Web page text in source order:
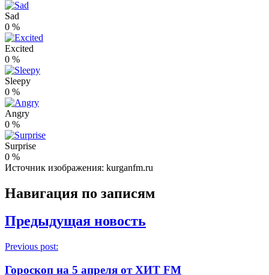
Sad
0 %
Excited
0 %
Sleepy
0 %
Angry
0 %
Surprise
0 %
Источник изображения: kurganfm.ru
Навигация по записям
Предыдущая новость
Previous post:
Гороскоп на 5 апреля от ХИТ FM